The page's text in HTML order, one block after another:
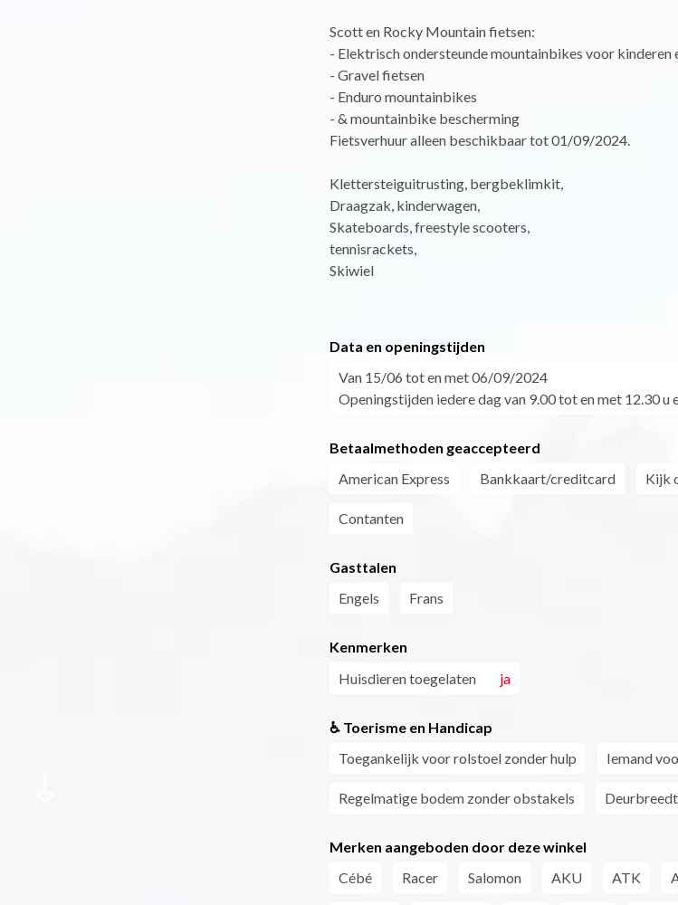
Scott en Rocky Mountain fietsen:
- Elektrisch ondersteunde mountainbikes voor kinderen
- Gravel fietsen
- Enduro mountainbikes
- & mountainbike bescherming
Fietsverhuur alleen beschikbaar tot 01/09/2024.
Klettersteiguitrusting, bergbeklimkit,
Draagzak, kinderwagen,
Skateboards, freestyle scooters,
tennisrackets,
Skiwiel
Data en openingstijden
Van 15/06 tot en met 06/09/2024
Openingstijden iedere dag van 9.00 tot en met 12.30 u
Betaalmethoden geaccepteerd
American Express
Bankkaart/creditcard Kijk
Contanten
Gasttalen
Engels
Frans
Kenmerken
Huisdieren toegelaten
ja
♿ Toerisme en Handicap
Toegankelijk voor rolstoel zonder hulp
Iemand
Regelmatige bodem zonder obstakels
Merken aangeboden door deze winkel
Cébé
Racer Salomon AKU ATK